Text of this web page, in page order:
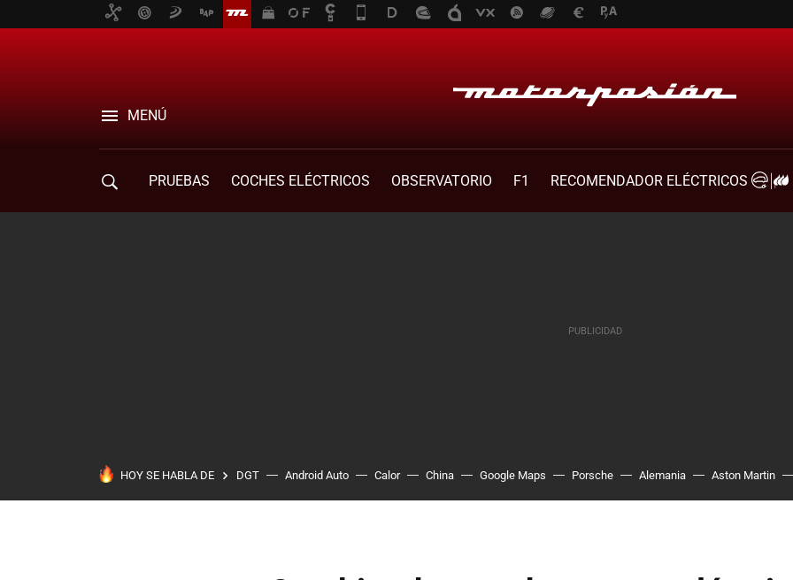
MENÚ
PRUEBAS COCHES ELÉCTRICOS OBSERVATORIO F1
RECOMENDADOR ELÉCTRICOS
HOY SE HABLA DE DGT Android Auto Calor China Google Maps Porsche Alemania Aston Martin